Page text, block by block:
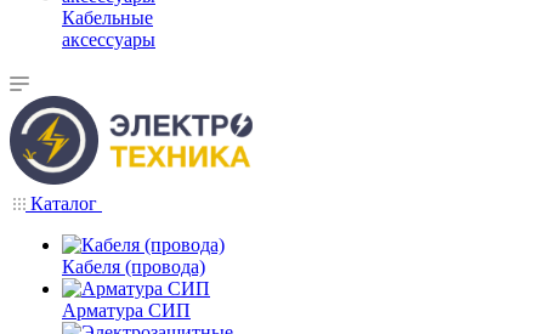
Кабельные
аксессуары
Каталог
Кабеля (провода)
Арматура СИП